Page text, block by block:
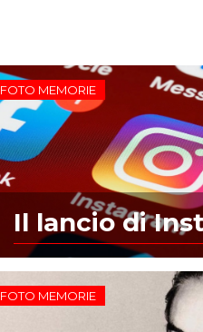
FOTO MEMORIE
Il lancio di
FOTO MEMORIE